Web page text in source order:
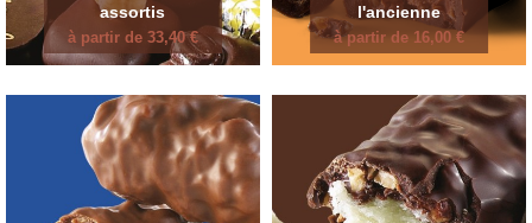
assortis
à partir de 33,40 €
l'ancienne
à partir de 16,00 €